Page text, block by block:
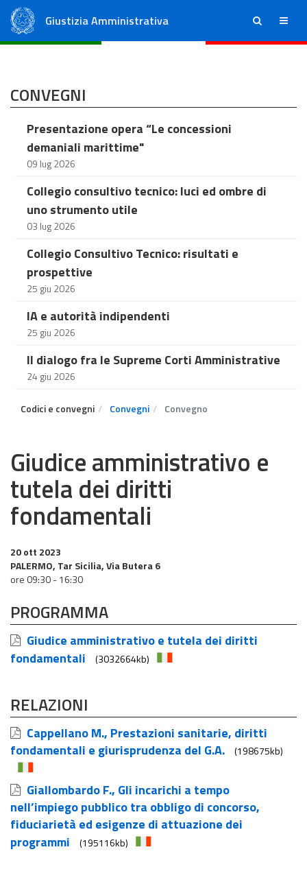
Giustizia Amministrativa ricerca menu
CONVEGNI
Presentazione opera “Le concessioni
demaniali marittime"
09 lug 2026
Collegio consultivo tecnico: luci ed ombre di
uno strumento utile
03 lug 2026
Collegio Consultivo Tecnico: risultati e
prospettive
25 giu 2026
IA e autorità indipendenti
25 giu 2026
Il dialogo fra le Supreme Corti Amministrative
24 giu 2026
Codici e convegni Convegni Convegno
Giudice amministrativo e
tutela dei diritti
fondamentali
20 ott 2023
PALERMO, Tar Sicilia, Via Butera 6
ore 09:30 - 16:30
PROGRAMMA
Giudice amministrativo e tutela dei diritti
fondamentali
(3032664kb)
RELAZIONI
Cappellano M., Prestazioni sanitarie, diritti
fondamentali e giurisprudenza del G.A.
(198675kb)
Giallombardo F., Gli incarichi a tempo
nell’impiego pubblico tra obbligo di concorso,
fiduciarietà ed esigenze di attuazione dei
programmi
(195116kb)